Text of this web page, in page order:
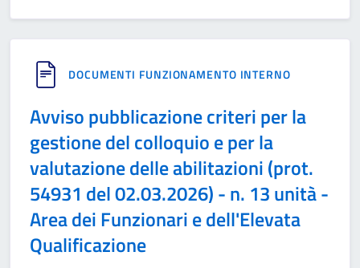
DOCUMENTI FUNZIONAMENTO INTERNO
Avviso pubblicazione criteri per la
gestione del colloquio e per la
valutazione delle abilitazioni (prot.
54931 del 02.03.2026) - n. 13 unità -
Area dei Funzionari e dell'Elevata
Qualificazione